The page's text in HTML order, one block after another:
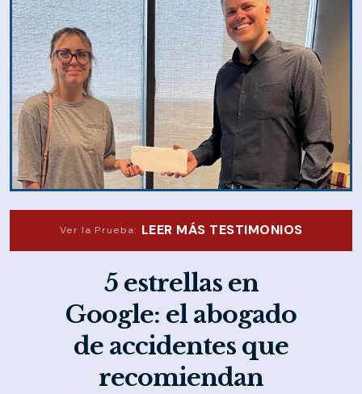
Ver la Prueba: LEER MÁS TESTIMONIOS
5 estrellas en
Google: el abogado
de accidentes que
recomiendan